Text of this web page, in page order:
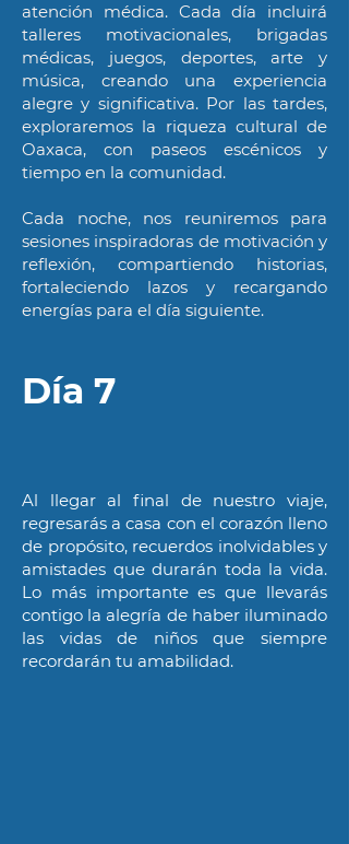
atención médica. Cada día incluirá
talleres motivacionales, brigadas
médicas, juegos, deportes, arte y
música, creando una experiencia
alegre y significativa. Por las tardes,
exploraremos la riqueza cultural de
Oaxaca, con paseos escénicos y
tiempo en la comunidad.
Cada noche, nos reuniremos para
sesiones inspiradoras de motivación y
reflexión, compartiendo historias,
fortaleciendo lazos y recargando
energías para el día siguiente.
Día 7
Al llegar al final de nuestro viaje,
regresarás a casa con el corazón lleno
de propósito, recuerdos inolvidables y
amistades que durarán toda la vida.
Lo más importante es que llevarás
contigo la alegría de haber iluminado
las vidas de niños que siempre
recordarán tu amabilidad.